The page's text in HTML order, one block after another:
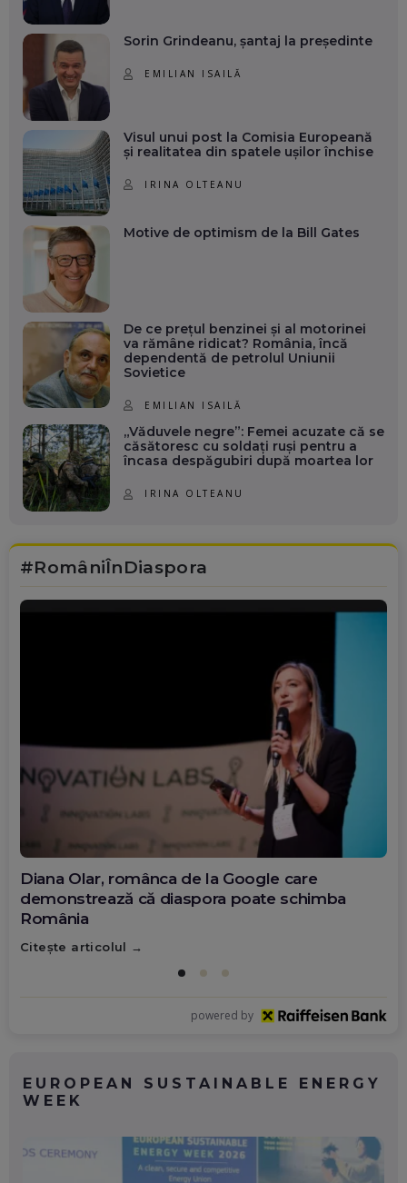
Sorin Grindeanu, șantaj la președinte
EMILIAN ISAILĂ
Visul unui post la Comisia Europeană
și realitatea din spatele ușilor închise
IRINA OLTEANU
Motive de optimism de la Bill Gates
De ce prețul benzinei și al motorinei
va rămâne ridicat? România, încă
dependentă de petrolul Uniunii
Sovietice
EMILIAN ISAILĂ
„Văduvele negre”: Femei acuzate că se
căsătoresc cu soldați ruși pentru a
încasa despăgubiri după moartea lor
IRINA OLTEANU
#RomâniÎnDiaspora
Diana Olar, românca de la Google care
demonstrează că diaspora poate schimba
România
Citește articolul
powered by
EUROPEAN SUSTAINABLE ENERGY
WEEK